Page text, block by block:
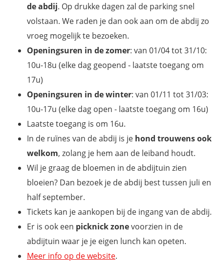
de abdij. Op drukke dagen zal de parking snel
volstaan. We raden je dan ook aan om de abdij zo
vroeg mogelijk te bezoeken.
Openingsuren in de zomer: van 01/04 tot 31/10:
10u-18u (elke dag geopend - laatste toegang om
17u)
Openingsuren in de winter: van 01/11 tot 31/03:
10u-17u (elke dag open - laatste toegang om 16u)
Laatste toegang is om 16u.
In de ruïnes van de abdij is je hond trouwens ook
welkom, zolang je hem aan de leiband houdt.
Wil je graag de bloemen in de abdijtuin zien
bloeien? Dan bezoek je de abdij best tussen juli en
half september.
Tickets kan je aankopen bij de ingang van de abdij.
Er is ook een picknick zonevoorzien in de
abdijtuin waar je je eigen lunch kan opeten.
Meer info op de website.